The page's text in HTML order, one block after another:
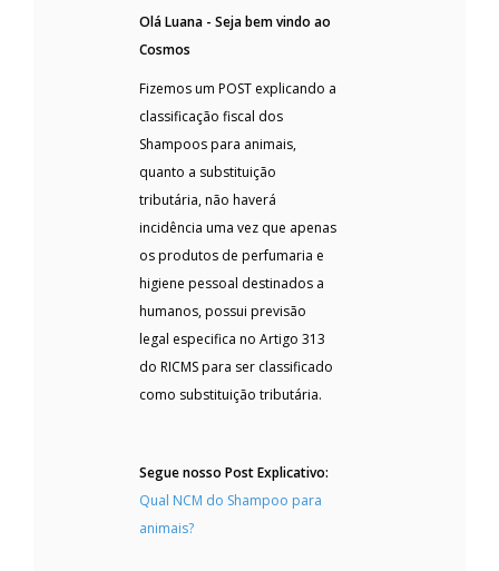
Olá Luana - Seja bem vindo ao
Cosmos
Fizemos um POST explicando a
classificação fiscal dos
Shampoos para animais,
quanto a substituição
tributária, não haverá
incidência uma vez que apenas
os produtos de perfumaria e
higiene pessoal destinados a
humanos, possui previsão
legal especifica no Artigo 313
do RICMS para ser classificado
como substituição tributária.
Segue nosso Post Explicativo:
Qual NCM do Shampoo para
animais?